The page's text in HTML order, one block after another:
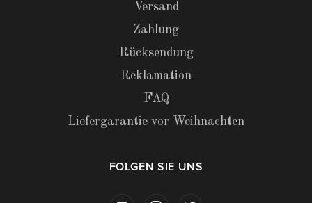
Versand
Zahlung
Rücksendung
Reklamation
FAQ
Liefergarantie vor Weihnachten
FOLGEN SIE UNS